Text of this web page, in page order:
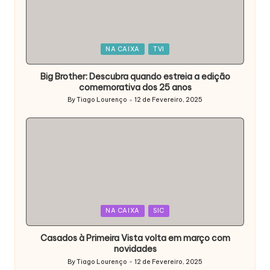
NA CAIXA TVI
Big Brother: Descubra quando estreia a edição
comemorativa dos 25 anos
Posted
ByTiago Lourenço 12 de Fevereiro, 2025
NA CAIXA SIC
Casados à Primeira Vista volta em março com
novidades
Posted
ByTiago Lourenço 12 de Fevereiro, 2025